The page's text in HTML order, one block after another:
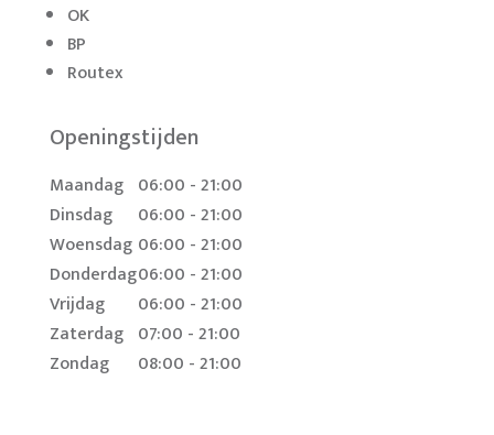
OK
BP
Routex
Openingstijden
Maandag 06:00 - 21:00
Dinsdag
06:00 - 21:00
Woensdag 06:00 - 21:00
Donderdag06:00 - 21:00
Vrijdag
06:00 - 21:00
Zaterdag 07:00 - 21:00
Zondag
08:00 - 21:00